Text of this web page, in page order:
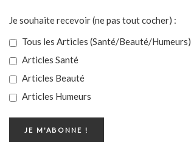
Je souhaite recevoir (ne pas tout cocher) :
Tous les Articles (Santé/Beauté/Humeurs)
Articles Santé
Articles Beauté
Articles Humeurs